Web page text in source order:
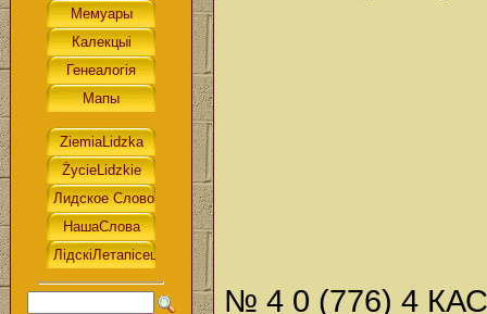
№ 4 0 (776) 4